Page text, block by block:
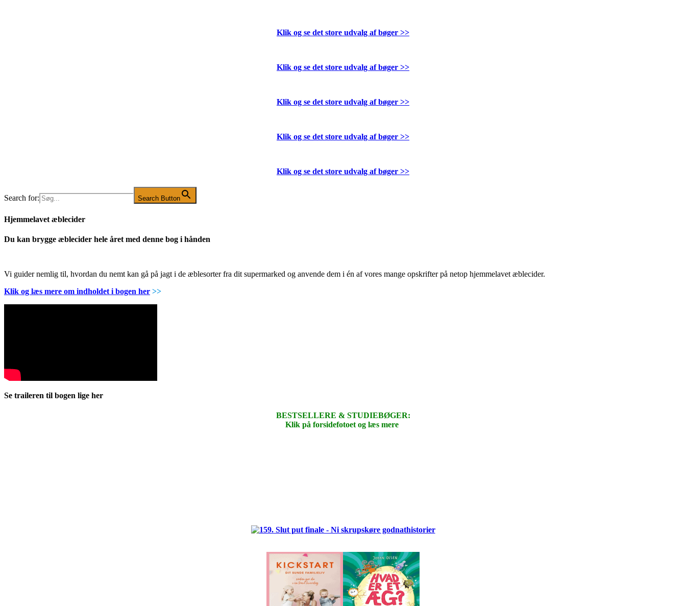
Klik og se det store udvalg af bøger >>
Klik og se det store udvalg af bøger >>
Klik og se det store udvalg af bøger >>
Klik og se det store udvalg af bøger >>
Klik og se det store udvalg af bøger >>
Search for: Search Button
Hjemmelavet æblecider
Du kan brygge æblecider hele året med denne bog i hånden
Vi guider nemlig til, hvordan du nemt kan gå på jagt i de æblesorter fra dit supermarked og anvende dem i én af vores mange opskrifter på netop hjemmelavet æblecider.
Klik og læs mere om indholdet i bogen her >>
Se traileren til bogen lige her
BESTSELLERE & STUDIEBØGER:
Klik på forsidefotoet og læs mere